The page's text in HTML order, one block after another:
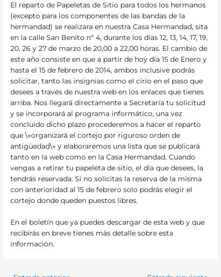
El reparto de Papeletas de Sitio para todos los hermanos
(excepto para los componentes de las bandas de la
hermandad) se realizara en nuestra Casa Hermandad, sita
en la calle San Benito nº 4, durante los días 12, 13, 14, 17, 19,
20, 26 y 27 de marzo de 20,00 a 22,00 horas. El cambio de
este año consiste en que a partir de hoy día 15 de Enero y
hasta el 15 de febrero de 2014, ambos inclusive podrás
solicitar, tanto las insignias como el cirio en el paso que
desees a través de nuestra web en los enlaces que tienes
arriba. Nos llegará directamente a Secretaría tu solicitud
y se incorporará al programa informático, una vez
concluido dicho plazo procederemos a hacer el reparto
que \»organizará el cortejo por riguroso orden de
antigüedad\» y elaboraremos una lista que se publicará
tanto en la web como en la Casa Hermandad. Cuando
vengas a retirar tu papeleta de sitio, el día que desees, la
tendrás reservada. Si no solicitas la reserva de la misma
con anterioridad al 15 de febrero solo podrás elegir el
cortejo donde queden puestos libres.
En el boletín que ya puedes descargar de esta web y que
recibirás en breve tienes más detalle sobre esta
información.